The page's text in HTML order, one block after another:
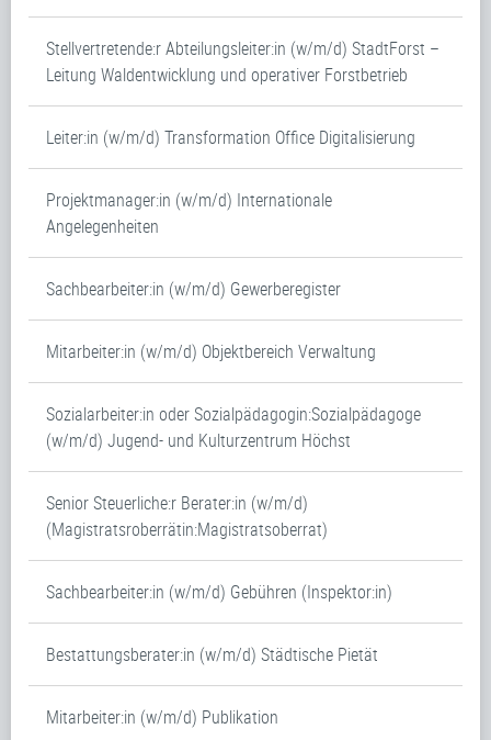
Stellvertretende:r Abteilungsleiter:in (w/m/d) StadtForst –
Leitung Waldentwicklung und operativer Forstbetrieb
Leiter:in (w/m/d) Transformation Office Digitalisierung
Projektmanager:in (w/m/d) Internationale
Angelegenheiten
Sachbearbeiter:in (w/m/d) Gewerberegister
Mitarbeiter:in (w/m/d) Objektbereich Verwaltung
Sozialarbeiter:in oder Sozialpädagogin:Sozialpädagoge
(w/m/d) Jugend- und Kulturzentrum Höchst
Senior Steuerliche:r Berater:in (w/m/d)
(Magistratsroberrätin:Magistratsoberrat)
Sachbearbeiter:in (w/m/d) Gebühren (Inspektor:in)
Bestattungsberater:in (w/m/d) Städtische Pietät
Mitarbeiter:in (w/m/d) Publikation